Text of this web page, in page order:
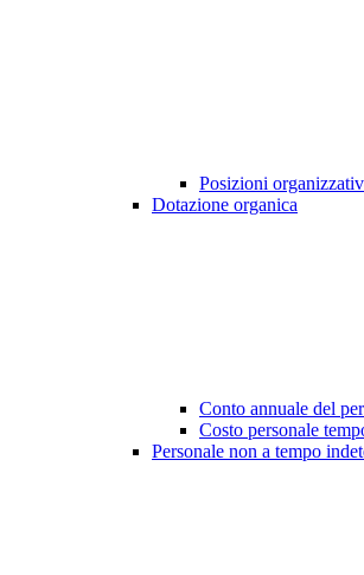
Posizioni
Dotazione organica
Conto annuale del
Costo personale
Personale non a tempo